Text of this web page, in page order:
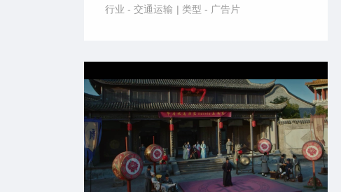
行业 - 交通运输 | 类型 - 广告片